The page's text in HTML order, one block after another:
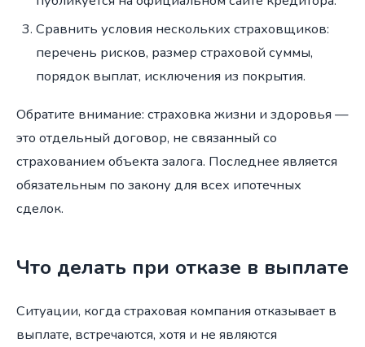
Сравнить условия нескольких страховщиков:
перечень рисков, размер страховой суммы,
порядок выплат, исключения из покрытия.
Обратите внимание: страховка жизни и здоровья —
это отдельный договор, не связанный со
страхованием объекта залога. Последнее является
обязательным по закону для всех ипотечных
сделок.
Что делать при отказе в выплате
Ситуации, когда страховая компания отказывает в
выплате, встречаются, хотя и не являются